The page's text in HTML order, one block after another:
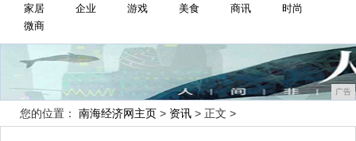
家居
企业 游戏 美食 商讯
时尚
微商
广告
您的位置： 南海经济网主页 > 资讯 > 正文 >